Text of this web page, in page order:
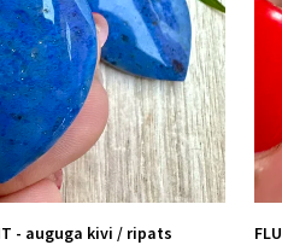
- auguga kivi / ripats